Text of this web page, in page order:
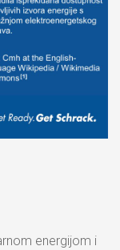
energijom i